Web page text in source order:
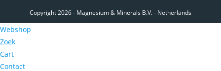
Copyright 2026 - Magnesium & Minerals B.V. - Netherlands
Webshop
Zoek
Cart
Contact